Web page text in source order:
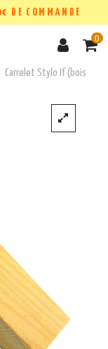
DE COMMANDE
0
Carrelet Stylo If (bois